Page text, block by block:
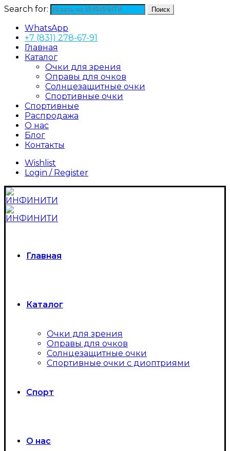
Search for: Поиск
WhatsApp
+7 (831) 278-67-91
Главная
Каталог
Очки для зрения
Оправы для очков
Солнцезащитные очки
Спортивные очки
Спортивные
Распродажа
О нас
Блог
Контакты
Wishlist
Login / Register
Главная
Каталог
Очки для зрения
Оправы для очков
Солнцезащитные очки
Спортивные очки с диоптриями
Спорт
О нас